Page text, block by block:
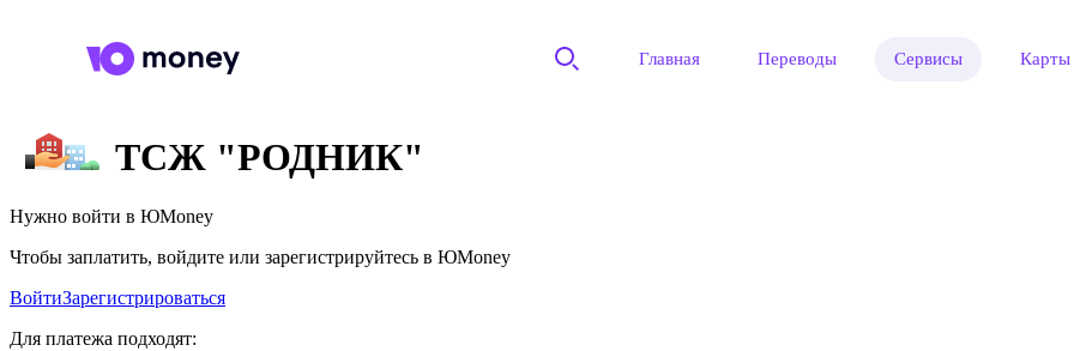
Главная Переводы Сервисы Карты
ТСЖ "РОДНИК"
Нужно войти в ЮMoney
Чтобы заплатить, войдите или зарегистрируйтесь в ЮMoney
ВойтиЗарегистрироваться
Для платежа подходят: